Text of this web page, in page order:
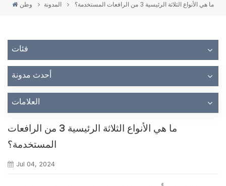
وطن المدونة ما هي الأنواع الثلاثة الرئيسية 3 من الرافعات المستخدمة؟
فئات
أحدث مدونة
العلامات
ما هي الأنواع الثلاثة الرئيسية 3 من الرافعات
المستخدمة؟
Jul 04, 2024